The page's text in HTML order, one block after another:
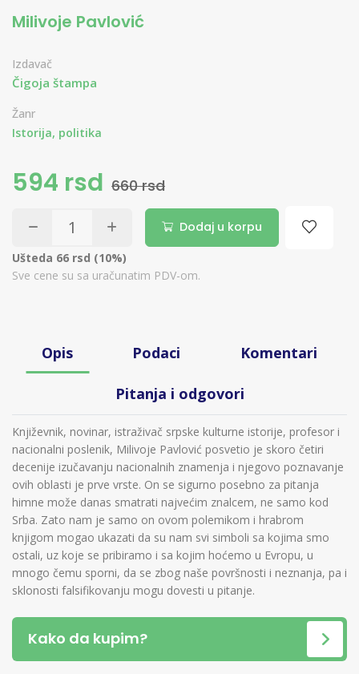
Milivoje Pavlović
Izdavač
Čigoja štampa
Žanr
Istorija, politika
594 rsd 660 rsd
Dodaj u korpu
Ušteda 66 rsd (10%)
Sve cene su sa uračunatim PDV-om.
Opis Podaci Komentari
Pitanja i odgovori
Književnik, novinar, istraživač srpske kulturne istorije, profesor i
nacionalni poslenik, Milivoje Pavlović posvetio je skoro četiri
decenije izučavanju nacionalnih znamenja i njegovo poznavanje
ovih oblasti je prve vrste. On se sigurno posebno za pitanja
himne može danas smatrati najvećim znalcem, ne samo kod
Srba. Zato nam je samo on ovom polemikom i hrabrom
knjigom mogao ukazati da su nam svi simboli sa kojima smo
ostali, uz koje se pribiramo i sa kojim hoćemo u Evropu, u
mnogo čemu sporni, da se zbog naše površnosti i neznanja, pa i
sklonosti falsifikovanju mogu dovesti u pitanje.
Kako da kupim?